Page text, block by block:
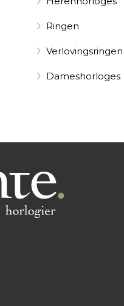
Ringen
Verlovingsringen
Dameshorloges